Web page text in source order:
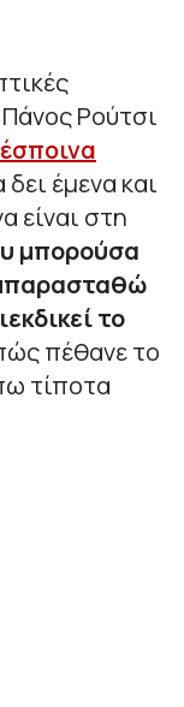
Ρούτσι
έμενα και
είναι στη
μπορούσα
το
πέθανε το
τίποτα